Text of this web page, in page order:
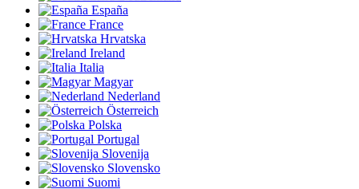
España
France
Hrvatska
Ireland
Italia
Magyar
Nederland
Österreich
Polska
Portugal
Slovenija
Slovensko
Suomi